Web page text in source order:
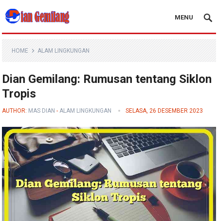
Blog Dian Gemilang
MENU
HOME ALAM LINGKUNGAN
Dian Gemilang: Rumusan tentang Siklon
Tropis
AUTHOR: MAS DIAN -ALAM LINGKUNGAN SELASA, 26 DESEMBER 2023